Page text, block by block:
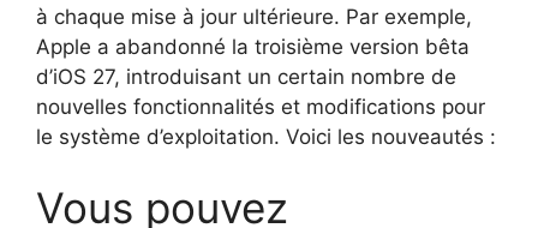
à chaque mise à jour ultérieure. Par exemple,
Apple a abandonné la troisième version bêta
d’iOS 27, introduisant un certain nombre de
nouvelles fonctionnalités et modifications pour
le système d’exploitation. Voici les nouveautés :
Vous pouvez